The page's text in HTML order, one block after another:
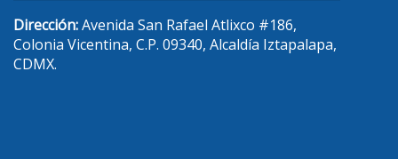
Dirección:Avenida San Rafael Atlixco #186,
Colonia Vicentina, C.P. 09340, Alcaldía Iztapalapa,
CDMX.